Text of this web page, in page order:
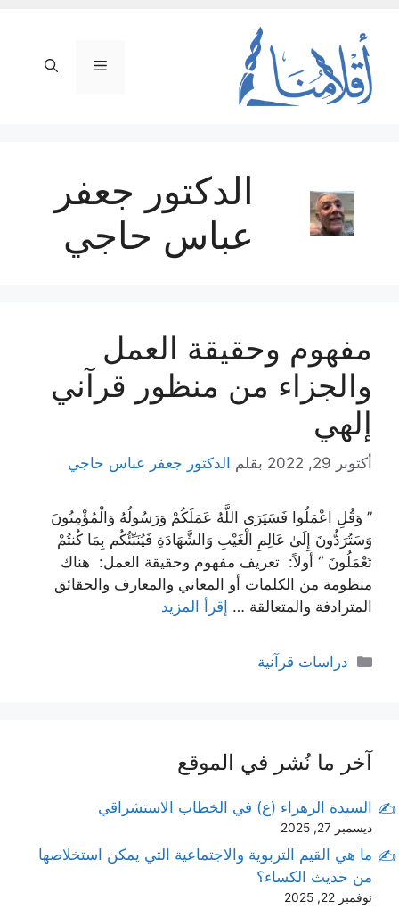
المحتوى
القائمة
الدكتور جعفر
عباس حاجي
مفهوم وحقيقة العمل
والجزاء من منظور قرآني
إلهي
أكتوبر 29, 2022 بقلم الدكتور جعفر عباس حاجي
” وَقُلِ اعْمَلُوا فَسَيَرَى اللَّهُ عَمَلَكُمْ وَرَسُولُهُ وَالْمُؤْمِنُونَ
وَسَتُرَدُّونَ إِلَىٰ عَالِمِ الْغَيْبِ وَالشَّهَادَةِ فَيُنَبِّئُكُم بِمَا كُنتُمْ
تَعْمَلُونَ “ أولاً: تعريف مفهوم وحقيقة العمل: هناك
منظومة من الكلمات أو المعاني والمعارف والحقائق
المترادفة والمتعالقة … إقرأ المزيد
التصنيفات
دراسات قرآنية
آخر ما نُشر في الموقع
السيدة الزهراء (ع) في الخطاب الاستشراقي
ديسمبر 27, 2025
ما هي القيم التربوية والاجتماعية التي يمكن استخلاصها
من حديث الكساء؟
نوفمبر 22, 2025